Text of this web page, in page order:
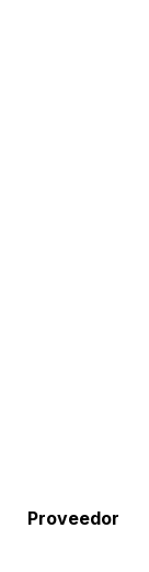
Proveedor